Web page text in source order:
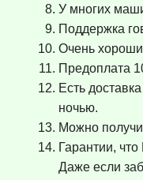
У многих
Поддержка
Очень
Предоплата
Есть
ночью.
Можно
Гарантии,
Даже если